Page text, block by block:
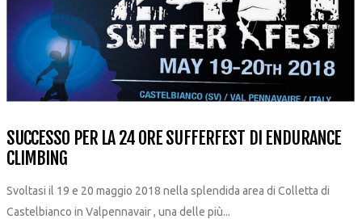
SUCCESSO PER LA 24 ORE SUFFERFEST DI ENDURANCE
CLIMBING
Svoltasi il 19 e 20 maggio 2018 nella splendida area di Colletta di
Castelbianco in Valpennavair , una delle più...